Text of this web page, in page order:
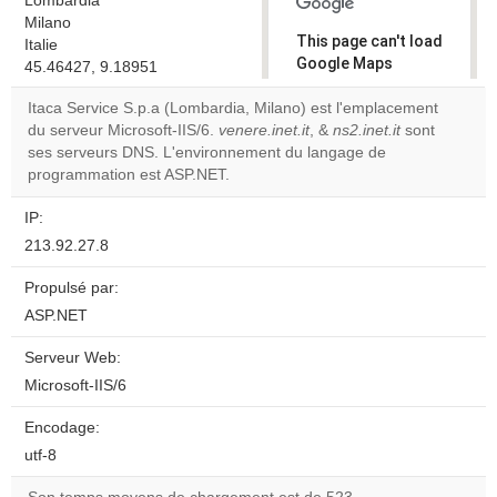
Milano
Italie
45.46427, 9.18951
This page can't load
Google Maps
correctly.
Do you
own this
Itaca Service S.p.a (Lombardia, Milano) est l'emplacement
du serveur Microsoft-IIS/6. venere.inet.it, & ns2.inet.itsont
ses serveurs DNS. L'environnement du langage de
programmation est ASP.NET.
IP:
213.92.27.8
Propulsé par:
ASP.NET
Serveur Web:
Microsoft-IIS/6
Encodage:
utf-8